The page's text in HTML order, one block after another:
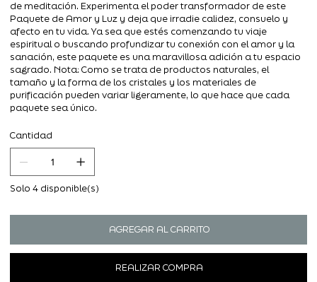
de meditación. Experimenta el poder transformador de este
Paquete de Amor y Luz y deja que irradie calidez, consuelo y
afecto en tu vida. Ya sea que estés comenzando tu viaje
espiritual o buscando profundizar tu conexión con el amor y la
sanación, este paquete es una maravillosa adición a tu espacio
sagrado. Nota: Como se trata de productos naturales, el
tamaño y la forma de los cristales y los materiales de
purificación pueden variar ligeramente, lo que hace que cada
paquete sea único.
Cantidad
Solo 4 disponible(s)
AGREGAR AL CARRITO
REALIZAR COMPRA